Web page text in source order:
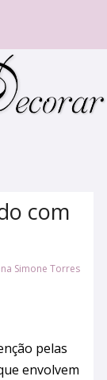
com
Simone Torres
pelas
envolvem